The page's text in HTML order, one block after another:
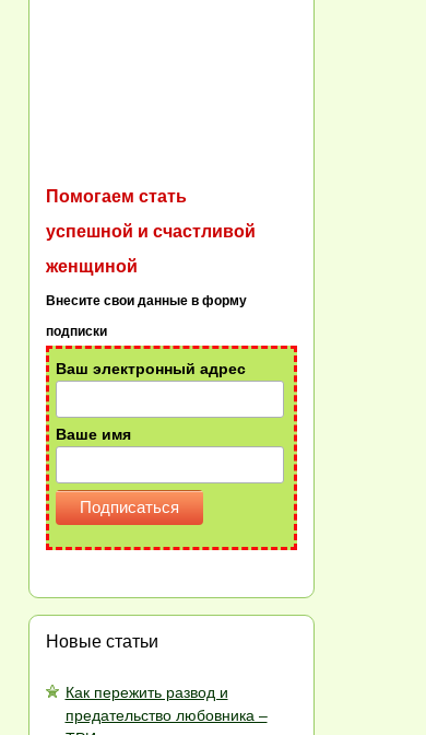
Помогаем стать
успешной и счастливой
женщиной
Внесите свои данные в форму
подписки
Ваш электронный адрес
Ваше имя
Новые статьи
Как пережить развод и
предательство любовника –